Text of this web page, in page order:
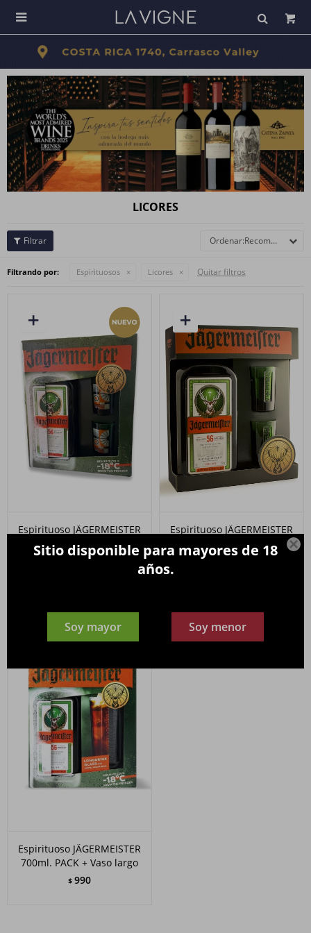

Sitio disponible para mayores de 18
años.
Soy mayor Soy menor

LICORES
Recomendados
Filtrando por: Espirituosos Licores Quitar filtros
Espirituoso JÄGERMEISTER
700ml. PACK edición
limitada
Espirituoso JÄGERMEISTER
700ml. PACK + 2 Shots
Espirituoso JÄGERMEISTER
700ml. PACK + Vaso largo
$ 990